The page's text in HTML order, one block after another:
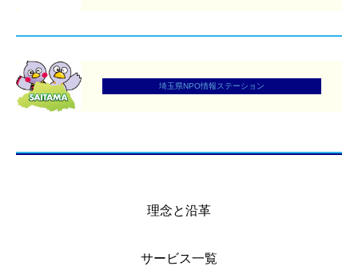
埼玉県NPO情報ステーション
理念と沿革
サービス一覧